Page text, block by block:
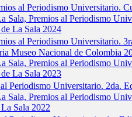
al Periodismo Universitario.
Sala, Premios al Periodismo
La Sala 2024
al Periodismo Universitario.
Museo Nacional de Colombia
Sala, Premios al Periodismo
La Sala 2023
Periodismo Universitario. 2da.
Sala, Premios al Periodismo
Sala 2022